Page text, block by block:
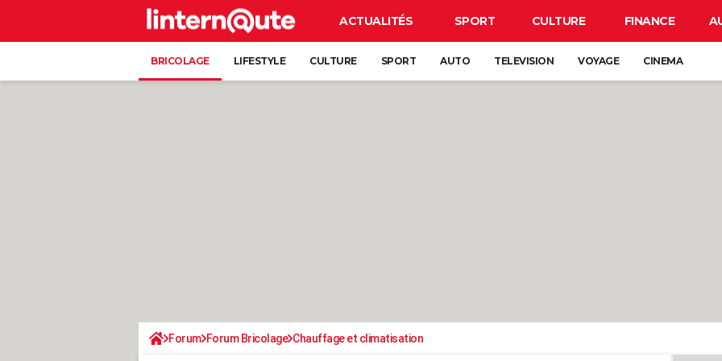
ACTUALITÉS SPORT CULTURE FINANCE
BRICOLAGE LIFESTYLE CULTURE SPORT AUTO TELEVISION VOYAGE CINEMA
Forum Forum Bricolage Chauffage et climatisation